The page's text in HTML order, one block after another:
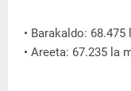
• Barakaldo:
• Areeta: 67.235 la